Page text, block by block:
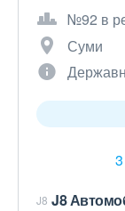
№92 в
Суми
J8 J8